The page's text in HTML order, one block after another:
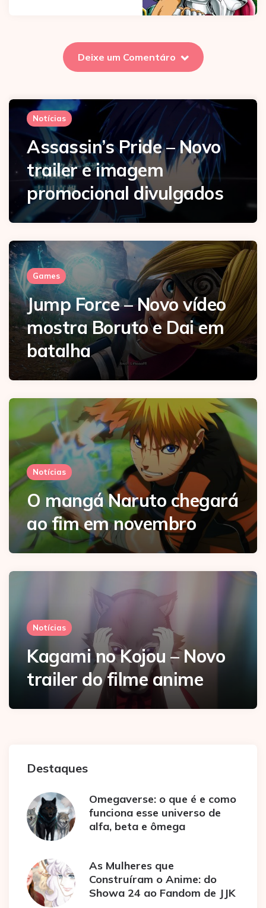
Deixe um Comentáro
Notícias
Assassin’s Pride – Novo
trailer e imagem
promocional divulgados
Games
Jump Force – Novo vídeo
mostra Boruto e Dai em
batalha
Notícias
O mangá Naruto chegará
ao fim em novembro
Notícias
Kagami no Kojou – Novo
trailer do filme anime
Destaques
Omegaverse: o que é e como
funciona esse universo de
alfa, beta e ômega
As Mulheres que
Construíram o Anime: do
Showa 24 ao Fandom de JJK